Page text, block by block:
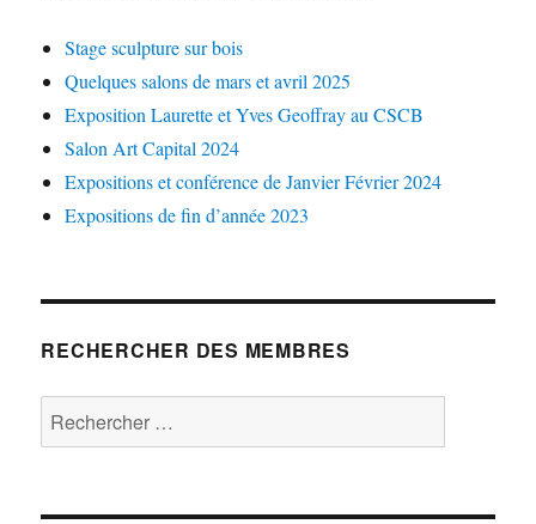
Stage sculpture sur bois
Quelques salons de mars et avril 2025
Exposition Laurette et Yves Geoffray au CSCB
Salon Art Capital 2024
Expositions et conférence de Janvier Février 2024
Expositions de fin d’année 2023
RECHERCHER DES MEMBRES
Rechercher :